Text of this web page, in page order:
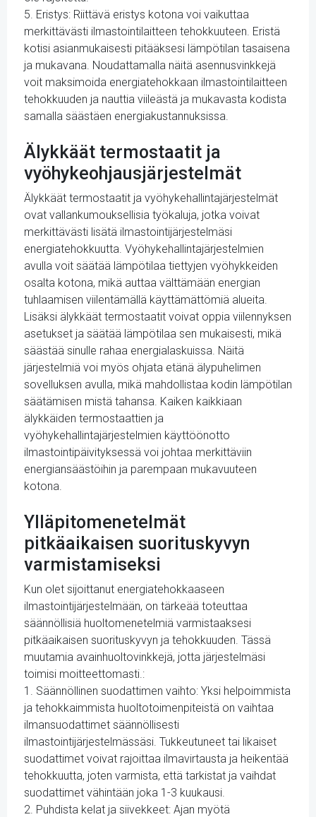
5. Eristys: Riittävä eristys kotona voi vaikuttaa
merkittävästi ilmastointilaitteen tehokkuuteen. Eristä
kotisi asianmukaisesti pitääksesi lämpötilan tasaisena
ja mukavana. Noudattamalla näitä asennusvinkkejä
voit maksimoida energiatehokkaan ilmastointilaitteen
tehokkuuden ja nauttia viileästä ja mukavasta kodista
samalla säästäen energiakustannuksissa.
Älykkäät termostaatit ja
vyöhykeohjausjärjestelmät
Älykkäät termostaatit ja vyöhykehallintajärjestelmät
ovat vallankumouksellisia työkaluja, jotka voivat
merkittävästi lisätä ilmastointijärjestelmäsi
energiatehokkuutta. Vyöhykehallintajärjestelmien
avulla voit säätää lämpötilaa tiettyjen vyöhykkeiden
osalta kotona, mikä auttaa välttämään energian
tuhlaamisen viilentämällä käyttämättömiä alueita.
Lisäksi älykkäät termostaatit voivat oppia viilennyksen
asetukset ja säätää lämpötilaa sen mukaisesti, mikä
säästää sinulle rahaa energialaskuissa. Näitä
järjestelmiä voi myös ohjata etänä älypuhelimen
sovelluksen avulla, mikä mahdollistaa kodin lämpötilan
säätämisen mistä tahansa. Kaiken kaikkiaan
älykkäiden termostaattien ja
vyöhykehallintajärjestelmien käyttöönotto
ilmastointipäivityksessä voi johtaa merkittäviin
energiansäästöihin ja parempaan mukavuuteen
kotona.
Ylläpitomenetelmät
pitkäaikaisen suorituskyvyn
varmistamiseksi
Kun olet sijoittanut energiatehokkaaseen
ilmastointijärjestelmään, on tärkeää toteuttaa
säännöllisiä huoltomenetelmiä varmistaaksesi
pitkäaikaisen suorituskyvyn ja tehokkuuden. Tässä
muutamia avainhuoltovinkkejä, jotta järjestelmäsi
toimisi moitteettomasti.:
1. Säännöllinen suodattimen vaihto: Yksi helpoimmista
ja tehokkaimmista huoltotoimenpiteistä on vaihtaa
ilmansuodattimet säännöllisesti
ilmastointijärjestelmässäsi. Tukkeutuneet tai likaiset
suodattimet voivat rajoittaa ilmavirtausta ja heikentää
tehokkuutta, joten varmista, että tarkistat ja vaihdat
suodattimet vähintään joka 1-3 kuukausi.
2. Puhdista kelat ja siivekkeet: Ajan myötä